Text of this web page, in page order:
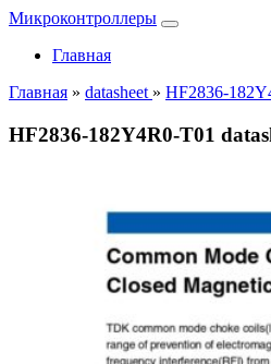
Микроконтроллеры
Главная
Главная » datasheet » HF2836-
HF2836-182Y4R0-T01